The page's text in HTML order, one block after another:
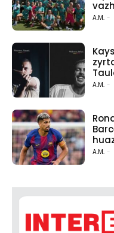
A.M. -
A.M. -
A.M. -